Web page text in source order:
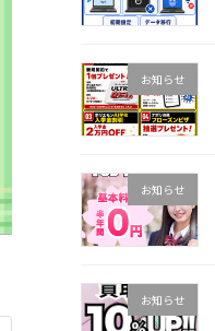
お知らせ
お知らせ
お知らせ